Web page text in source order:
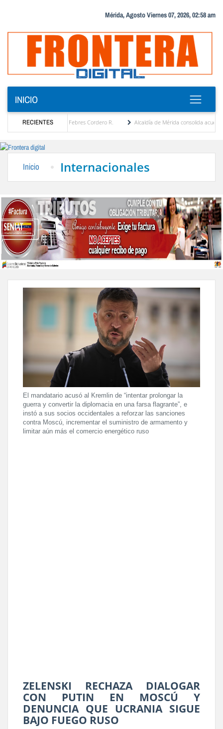
Mérida, Agosto Viernes 07, 2026, 02:58 am
INICIO
RECIENTES
por María Eugenia Febres Cordero R.
Alcaldía de Mérida consolida acuerdos
Inicio Internacionales
El mandatario acusó al Kremlin de “intentar prolongar la
guerra y convertir la diplomacia en una farsa flagrante”, e
instó a sus socios occidentales a reforzar las sanciones
contra Moscú, incrementar el suministro de armamento y
limitar aún más el comercio energético ruso
ZELENSKI RECHAZA DIALOGAR
CON PUTIN EN MOSCÚ Y
DENUNCIA QUE UCRANIA SIGUE
BAJO FUEGO RUSO